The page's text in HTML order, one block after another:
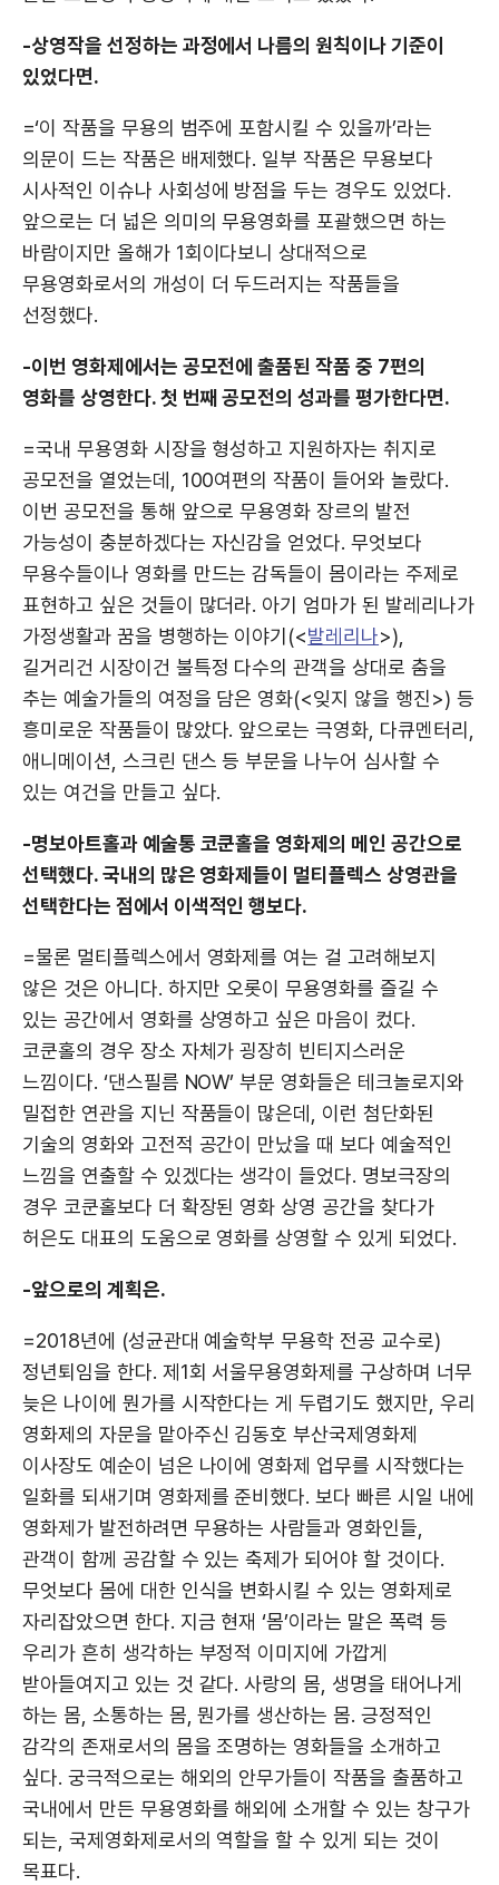
-상영작을 선정하는 과정에서 나름의 원칙이나 기준이
있었다면.
=‘이 작품을 무용의 범주에 포함시킬 수 있을까’라는
의문이 드는 작품은 배제했다. 일부 작품은 무용보다
시사적인 이슈나 사회성에 방점을 두는 경우도 있었다.
앞으로는 더 넓은 의미의 무용영화를 포괄했으면 하는
바람이지만 올해가 1회이다보니 상대적으로
무용영화로서의 개성이 더 두드러지는 작품들을
선정했다.
-이번 영화제에서는 공모전에 출품된 작품 중 7편의
영화를 상영한다. 첫 번째 공모전의 성과를 평가한다면.
=국내 무용영화 시장을 형성하고 지원하자는 취지로
공모전을 열었는데, 100여편의 작품이 들어와 놀랐다.
이번 공모전을 통해 앞으로 무용영화 장르의 발전
가능성이 충분하겠다는 자신감을 얻었다. 무엇보다
무용수들이나 영화를 만드는 감독들이 몸이라는 주제로
표현하고 싶은 것들이 많더라. 아기 엄마가 된 발레리나가
가정생활과 꿈을 병행하는 이야기(<발레리나>),
길거리건 시장이건 불특정 다수의 관객을 상대로 춤을
추는 예술가들의 여정을 담은 영화(<잊지 않을 행진>) 등
흥미로운 작품들이 많았다. 앞으로는 극영화, 다큐멘터리,
애니메이션, 스크린 댄스 등 부문을 나누어 심사할 수
있는 여건을 만들고 싶다.
-명보아트홀과 예술통 코쿤홀을 영화제의 메인 공간으로
선택했다. 국내의 많은 영화제들이 멀티플렉스 상영관을
선택한다는 점에서 이색적인 행보다.
=물론 멀티플렉스에서 영화제를 여는 걸 고려해보지
않은 것은 아니다. 하지만 오롯이 무용영화를 즐길 수
있는 공간에서 영화를 상영하고 싶은 마음이 컸다.
코쿤홀의 경우 장소 자체가 굉장히 빈티지스러운
느낌이다. ‘댄스필름 NOW’ 부문 영화들은 테크놀로지와
밀접한 연관을 지닌 작품들이 많은데, 이런 첨단화된
기술의 영화와 고전적 공간이 만났을 때 보다 예술적인
느낌을 연출할 수 있겠다는 생각이 들었다. 명보극장의
경우 코쿤홀보다 더 확장된 영화 상영 공간을 찾다가
허은도 대표의 도움으로 영화를 상영할 수 있게 되었다.
-앞으로의 계획은.
=2018년에 (성균관대 예술학부 무용학 전공 교수로)
정년퇴임을 한다. 제1회 서울무용영화제를 구상하며 너무
늦은 나이에 뭔가를 시작한다는 게 두렵기도 했지만, 우리
영화제의 자문을 맡아주신 김동호 부산국제영화제
이사장도 예순이 넘은 나이에 영화제 업무를 시작했다는
일화를 되새기며 영화제를 준비했다. 보다 빠른 시일 내에
영화제가 발전하려면 무용하는 사람들과 영화인들,
관객이 함께 공감할 수 있는 축제가 되어야 할 것이다.
무엇보다 몸에 대한 인식을 변화시킬 수 있는 영화제로
자리잡았으면 한다. 지금 현재 ‘몸’이라는 말은 폭력 등
우리가 흔히 생각하는 부정적 이미지에 가깝게
받아들여지고 있는 것 같다. 사랑의 몸, 생명을 태어나게
하는 몸, 소통하는 몸, 뭔가를 생산하는 몸. 긍정적인
감각의 존재로서의 몸을 조명하는 영화들을 소개하고
싶다. 궁극적으로는 해외의 안무가들이 작품을 출품하고
국내에서 만든 무용영화를 해외에 소개할 수 있는 창구가
되는, 국제영화제로서의 역할을 할 수 있게 되는 것이
목표다.